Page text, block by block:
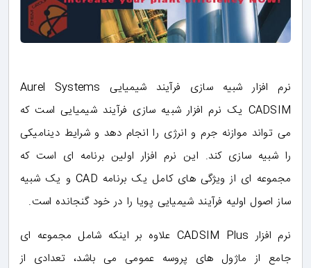
نرم افزار شبیه سازی فرآیند شیمیایی Aurel Systems
CADSIM یک نرم افزار شبیه سازی فرآیند شیمیایی است که
می تواند موازنه جرم و انرژی را انجام دهد و شرایط دینامیکی
را شبیه سازی کند. این نرم افزار اولین برنامه ای است که
مجموعه ای از ویژگی های کامل یک برنامه CAD و یک شبیه
ساز اصول اولیه فرآیند شیمیایی پویا را در خود گنجانده است.
نرم افزار CADSIM Plus علاوه بر اینکه شامل مجموعه ای
جامع از ماژول های پروسه عمومی می باشد، تعدادی از